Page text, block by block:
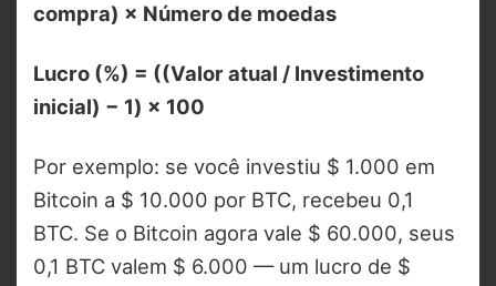
compra) × Número de moedas
Lucro (%) = ((Valor atual / Investimento
inicial) − 1) × 100
Por exemplo: se você investiu $ 1.000 em
Bitcoin a $ 10.000 por BTC, recebeu 0,1
BTC. Se o Bitcoin agora vale $ 60.000, seus
0,1 BTC valem $ 6.000 — um lucro de $